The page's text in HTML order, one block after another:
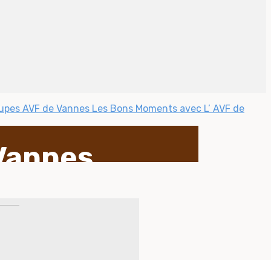
AVF de Vannes Les Bons Moments avec L’ AVF de